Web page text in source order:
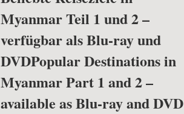
Myanmar Teil 1 und 2 –
verfügbar als Blu-ray und
DVDPopular Destinations in
Myanmar Part 1 and 2 –
available as Blu-ray and DVD